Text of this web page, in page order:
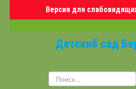
Версия для
Детский сад
Искать...